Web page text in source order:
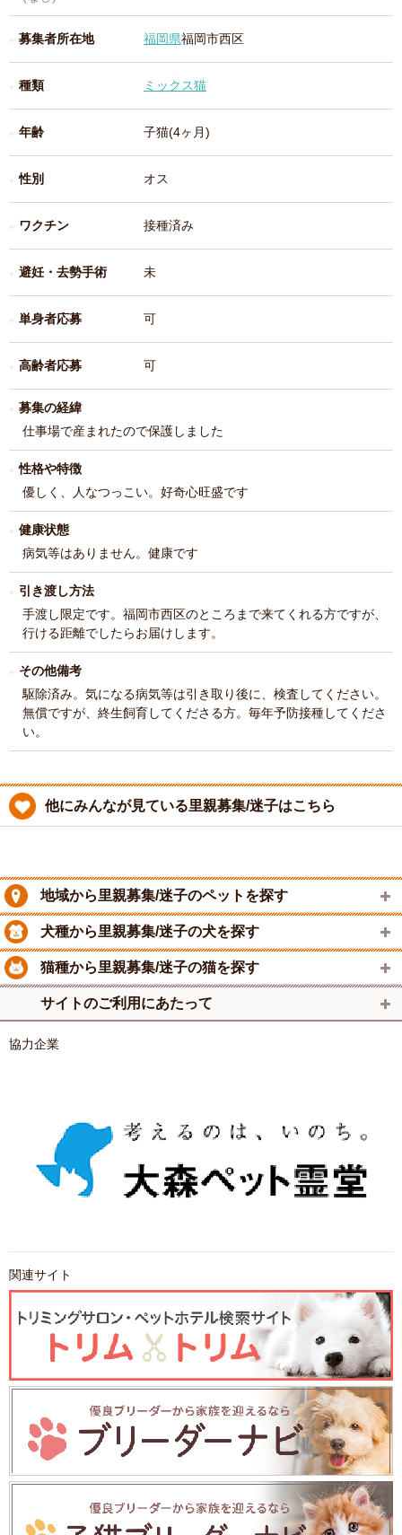
募集者所在地 福岡県福岡市西区
種類 ミックス猫
年齢 子猫(4ヶ月)
性別 オス
ワクチン 接種済み
避妊・去勢手術 未
単身者応募 可
高齢者応募 可
募集の経緯
仕事場で産まれたので保護しました
性格や特徴
優しく、人なつっこい。好奇心旺盛です
健康状態
病気等はありません。健康です
引き渡し方法
手渡し限定です。福岡市西区のところまで来てくれる方ですが、
行ける距離でしたらお届けします。
その他備考
駆除済み。気になる病気等は引き取り後に、検査してください。
無償ですが、終生飼育してくださる方。毎年予防接種してくださ
い。
他にみんなが見ている里親募集/迷子はこちら
地域から里親募集/迷子のペットを探す
犬種から里親募集/迷子の犬を探す
猫種から里親募集/迷子の猫を探す
サイトのご利用にあたって
協力企業
関連サイト